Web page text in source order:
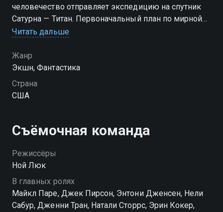
человечество отправляет экспедицию на спутник
Сатурна — Титан. Первоначальный план по мирной
добыче ресурсов рушится, сталкивая людей с
свои богатства незваным гостям. Так попытка
спасти родную планету быстро перерастает в
полномасштабный конфликт.
Читать дальше
Жанр
Экшн, Фантастика
Страна
США
Съёмочная команда
Режиссёры
Ной Люк
В главных ролях
Майкл Паре, Джек Пирсон, Энтони Дженсен, Нели
Сабур, Дженни Тран, Натали Сторрс, Эрин Кокер,